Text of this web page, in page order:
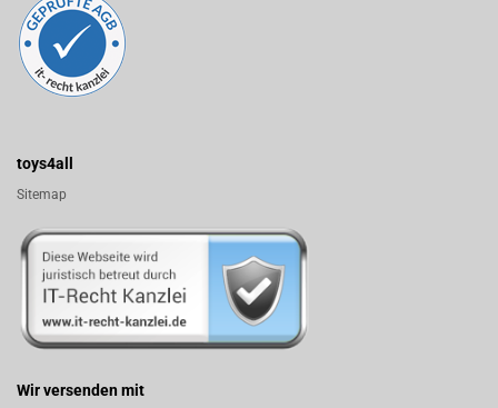
toys4all
Sitemap
Wir versenden mit